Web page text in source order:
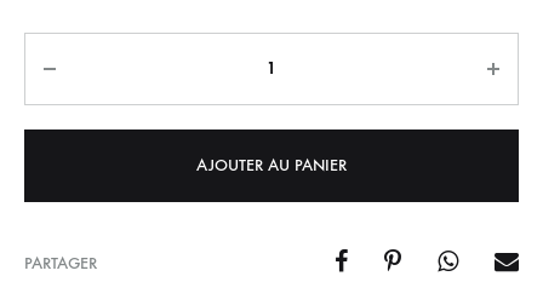
AJOUTER AU PANIER
PARTAGER